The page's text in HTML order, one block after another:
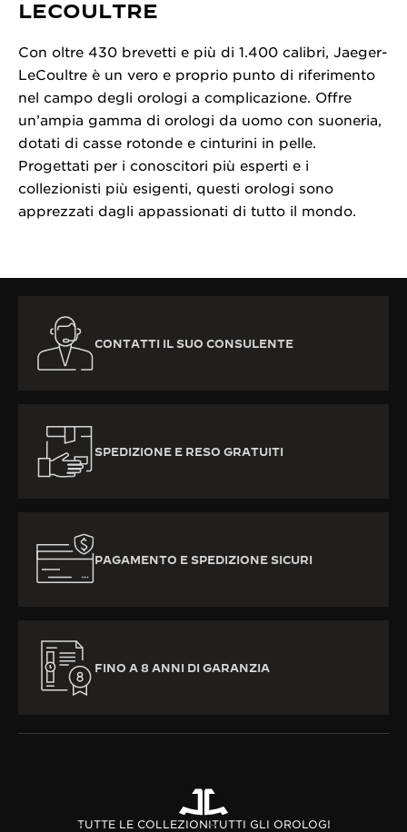
LECOULTRE
Con oltre 430 brevetti e più di 1.400 calibri, Jaeger-
LeCoultre è un vero e proprio punto di riferimento
nel campo degli orologi a complicazione. Offre
un’ampia gamma di orologi da uomo con suoneria,
dotati di casse rotonde e cinturini in pelle.
Progettati per i conoscitori più esperti e i
collezionisti più esigenti, questi orologi sono
apprezzati dagli appassionati di tutto il mondo.
CONTATTI IL SUO CONSULENTE
SPEDIZIONE E RESO GRATUITI
PAGAMENTO E SPEDIZIONE SICURI
FINO A 8 ANNI DI GARANZIA
TUTTE LE COLLEZIONITUTTI GLI OROLOGI